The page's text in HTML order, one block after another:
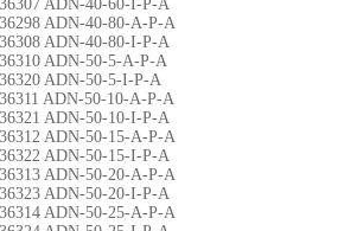
ADN-40-60-I-P-A
ADN-40-80-A-P-A
ADN-40-80-I-P-A
ADN-50-5-A-P-A
ADN-50-5-I-P-A
ADN-50-10-A-P-A
ADN-50-10-I-P-A
ADN-50-15-A-P-A
ADN-50-15-I-P-A
ADN-50-20-A-P-A
ADN-50-20-I-P-A
ADN-50-25-A-P-A